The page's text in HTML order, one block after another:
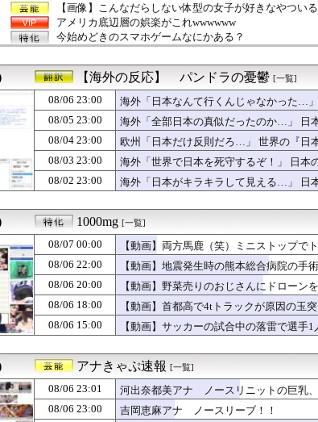
【画像】こんなだらしない体型の女子が好きなやついる
アメリカ底辺層の娯楽がこれwwwwww
今始めどきのスマホゲームなにかある？
【画像】このボケて、破壊力ありすぎてクッソワロタ
中日ドラゴンズ、Aクラスまで3ゲーム差wwwwwwwww
ヤニネコ・みぃちゃん・のあ先輩・もちづきさん「結
近畿大学准教授、苦言「みいちゃん呼びが揶揄する言
米穀商社の木徳神糧4-6月期経常利益、前年同期比97.7
【たけしの挑戦状】アプリ版で配信開始 伝説のクソゲ
匿名だからいえるけど、代理出産ありだと思う。そう
【ポーランド】ポーランドの歴史の概要【ポーランド
「承認欲求に魂を売った」古本屋の張り紙が話題に
ポーズてんこ盛りのプロアイドル田村真佑ちゃん！！
嫁の従姉が神経分からん。その従姉夫売に離婚話が持
【衝撃】談志さん「ヤりまくった女……女房にする？
【悲報】W杯後無所属の長友佑都が東京のJ1開幕戦に
エース級の財務官僚が異例転出へ 官邸幹部「協力的
【修羅場】避妊具つけてたのに妊娠…41歳主婦が語る
【画像】片山さつき（67）ちゃんの防災服ｗｗｗｗｗ
ネット販売…「品切れ前に買うと満足感」集英社オン
【悲報】ちいかわ映画、爆死！鬼滅どころかコナンす
堤礼実アナ 「朗読劇」ヴィジュアル撮影！！【GIF動
カープ、ピースナイターで最下位転落。小園猛打賞2打
韓国人「守備が上達してる…」村上宗隆がホワイトソッ
【画像】被災者まんさん、自衛隊の用意した仮設風呂
『パラノマサイト』っていうゲームを2作連続クリアした
【海外の反応】 パンドラの憂鬱 [一覧]
08/06 23:00
海外「日本なんて行くんじゃなかった…
08/05 23:00
海外「全部日本の真似だったのか…」 日
08/04 23:00
欧州「日本だけ反則だろ…」 世界の『日
08/03 23:00
海外「世界で日本を死守するぞ！」 日本
08/02 23:00
海外「日本がキラキラして見える…」 日
1000mg [一覧]
08/07 00:00
【動画】両方馬鹿（笑）ミニストップで
08/06 22:00
【動画】地震発生時の熊本総合病院の手
08/06 20:00
【動画】野菜売りのおじさんにドローン
08/06 18:00
【動画】首都高で4tトラックが原因の玉
08/06 15:00
【動画】サッカーの試合中の落雷で選手
アナきゃぷ速報 [一覧]
08/06 23:01
河出奈都美アナ ノースリニットの巨乳、
08/06 23:00
吉岡恵麻アナ ノースリーブ！！